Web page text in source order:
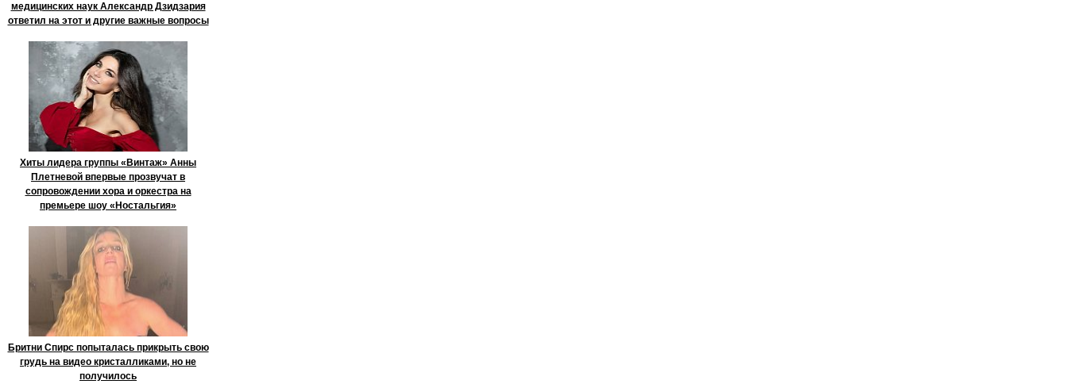
медицинских наук Александр Дзидзария
ответил на этот и другие важные вопросы
Хиты лидера группы «Винтаж» Анны
Плетневой впервые прозвучат в
сопровождении хора и оркестра на
премьере шоу «Ностальгия»
Бритни Спирс попыталась прикрыть свою
грудь на видео кристалликами, но не
получилось